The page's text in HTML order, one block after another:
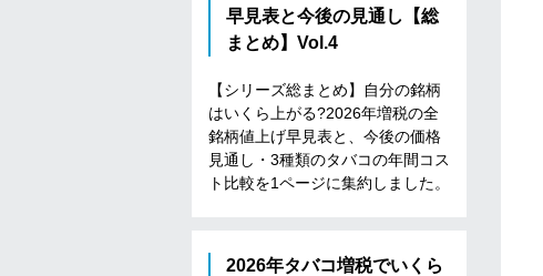
早見表と今後の見通し【総
まとめ】Vol.4
【シ リ ーズ総ま とめ】 自分の銘柄
はいく ら 上がる?2026年増税の全
銘柄値 上げ早見表と 今後の価格
見通 し ・ 3種類のタバコの年間 コ ス
ト 比較を1ページに集約 し ま した。
2026年タバコ増税でいくら